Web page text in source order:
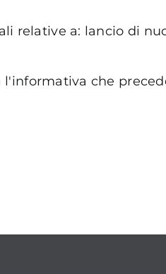
relative a: lancio di
l'informativa che